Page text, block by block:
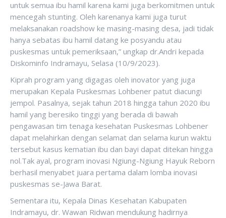
untuk semua ibu hamil karena kami juga berkomitmen untuk
mencegah stunting. Oleh karenanya kami juga turut
melaksanakan roadshow ke masing-masing desa, jadi tidak
hanya sebatas ibu hamil datang ke posyandu atau
puskesmas untuk pemeriksaan,” ungkap dr.Andri kepada
Diskominfo Indramayu, Selasa (10/9/2023).
Kiprah program yang digagas oleh inovator yang juga
merupakan Kepala Puskesmas Lohbener patut diacungi
jempol. Pasalnya, sejak tahun 2018 hingga tahun 2020 ibu
hamil yang beresiko tinggi yang berada di bawah
pengawasan tim tenaga kesehatan Puskesmas Lohbener
dapat melahirkan dengan selamat dan selama kurun waktu
tersebut kasus kematian ibu dan bayi dapat ditekan hingga
nol.Tak ayal, program inovasi Ngiung-Ngiung Hayuk Reborn
berhasil menyabet juara pertama dalam lomba inovasi
puskesmas se-Jawa Barat.
Sementara itu, Kepala Dinas Kesehatan Kabupaten
Indramayu, dr. Wawan Ridwan mendukung hadirnya